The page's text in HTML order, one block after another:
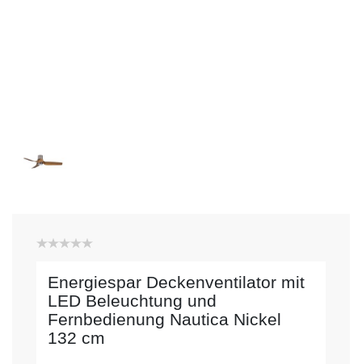
Energiespar Deckenventilator mit
LED Beleuchtung und
Fernbedienung Nautica Nickel
132 cm